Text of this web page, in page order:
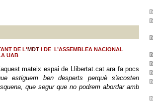
DE L'MDT I DE L’ASSEMBLEA NACIONAL
UAB
mateix espai de Llibertat.cat ara fa pocs
estiguem ben desperts perquè s'acosten
que segur que no podrem abordar amb